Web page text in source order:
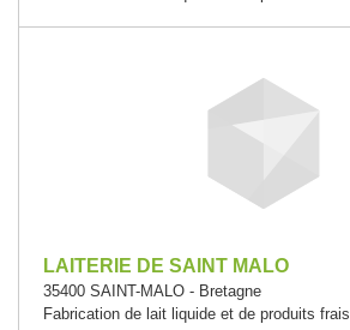
LAITERIE DE SAINT MALO
35400 SAINT-MALO - Bretagne
Fabrication de lait liquide et de produits frais